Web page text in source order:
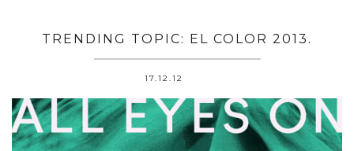
TRENDING TOPIC: EL COLOR 2013.
17.12.12